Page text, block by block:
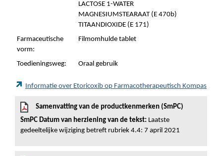
LACTOSE 1-WATER
MAGNESIUMSTEARAAT (E 470b)
TITAANDIOXIDE (E 171)
Farmaceutische
vorm:
Filmomhulde tablet
Toedieningsweg: Oraal gebruik
Informatie over Etoricoxib op Farmacotherapeutisch Kompas
Samenvatting van de productkenmerken (SmPC)
SmPC Datum van herziening van de tekst: Laatste
gedeeltelijke wijziging betreft rubriek 4.4: 7 april 2021